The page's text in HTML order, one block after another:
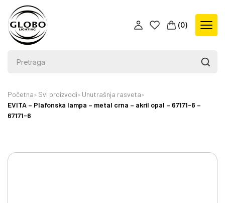
(0)
Početna Svi proizvodi
Unutrašnja rasveta
EVITA – Plafonska lampa – metal crna – akril opal – 67171-6 –
67171-6